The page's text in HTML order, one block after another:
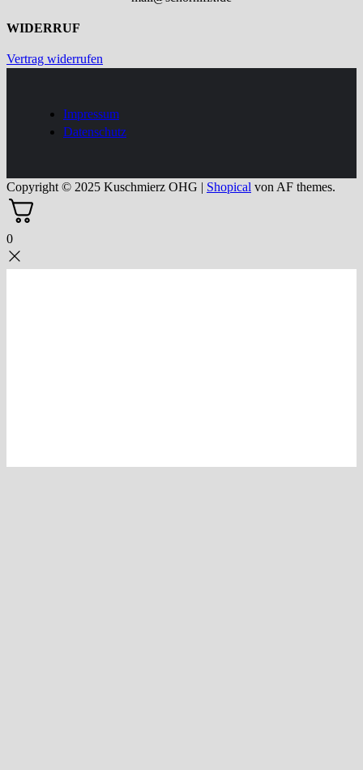
WIDERRUF
Vertrag widerrufen
Impressum
Datenschutz
Copyright © 2025 Kuschmierz OHG | Shopical von AF themes.
0